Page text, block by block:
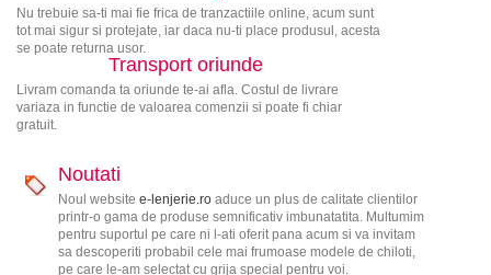
Nu trebuie sa-ti mai fie frica de tranzactiile online, acum sunt
tot mai sigur si protejate, iar daca nu-ti place produsul, acesta
se poate returna usor.
Transport oriunde
Livram comanda ta oriunde te-ai afla. Costul de livrare
variaza in functie de valoarea comenzii si poate fi chiar
gratuit.
Noutati
Noul website e-lenjerie.roaduce un plus de calitate clientilor
printr-o gama de produse semnificativ imbunatatita. Multumim
pentru suportul pe care ni l-ati oferit pana acum si va invitam
sa descoperiti probabil cele mai frumoase modele de chiloti,
pe care le-am selectat cu grija special pentru voi.